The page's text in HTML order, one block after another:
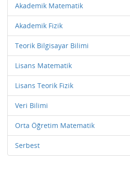
Akademik Matematik
Akademik Fizik
Teorik Bilgisayar Bilimi
Lisans Matematik
Lisans Teorik Fizik
Veri Bilimi
Orta Öğretim Matematik
Serbest